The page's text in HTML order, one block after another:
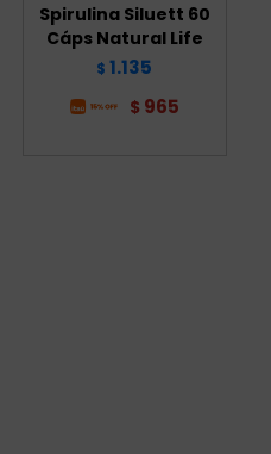
Spirulina Siluett 60
Cáps Natural Life
$ 1.135
$ 965